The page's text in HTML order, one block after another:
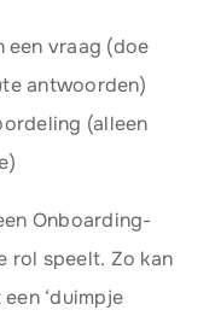
een vraag (doe
antwoorden)
(alleen
Onboarding-
rol speelt. Zo kan
‘duimpje